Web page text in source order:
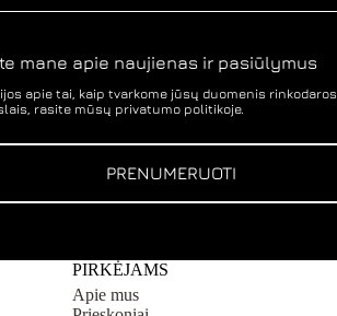
mane apie naujienas ir pasiūlymus
apie tai, kaip tvarkome jūsų duomenis rinkodaros
rasite mūsų privatumo politikoje.
PRENUMERUOTI
PIRKĖJAMS
Apie mus